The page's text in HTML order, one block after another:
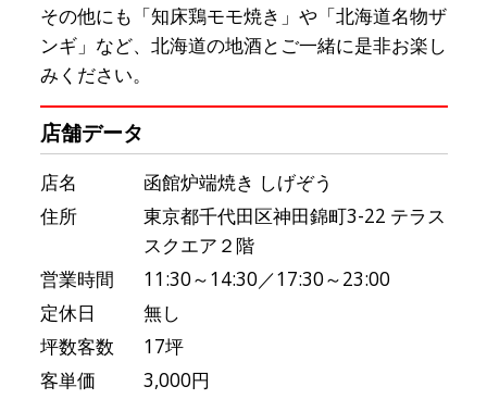
その他にも「知床鶏モモ焼き」や「北海道名物ザ
ンギ」など、北海道の地酒とご一緒に是非お楽し
みください。
店舗データ
店名
函館炉端焼き しげぞう
住所
東京都千代田区神田錦町3-22 テラス
スクエア２階
営業時間
11:30～14:30／17:30～23:00
定休日
無し
坪数客数
17坪
客単価
3,000円